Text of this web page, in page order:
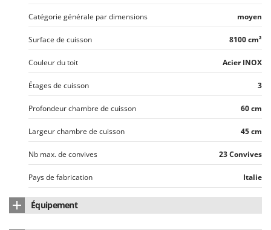
Catégorie générale par dimensions moyen
Surface de cuisson 8100 cm²
Couleur du toit Acier INOX
Étages de cuisson 3
Profondeur chambre de cuisson 60 cm
Largeur chambre de cuisson 45 cm
Nb max. de convives 23 Convives
Pays de fabrication Italie
Équipement